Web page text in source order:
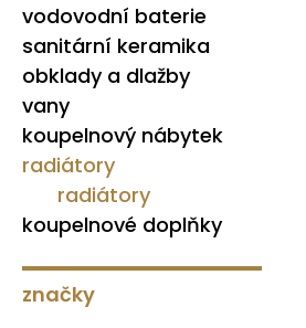
vodovodní baterie
sanitární keramika
obklady a dlažby
vany
koupelnový nábytek
radiátory
radiátory
koupelnové doplňky
značky